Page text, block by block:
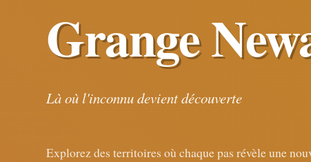
Grange
Là où l'inconnu devient découverte
Explorez des territoires où chaque pas révèle une